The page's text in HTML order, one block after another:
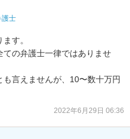
護士
す。
の弁護士一律ではありませ
言えませんが、10〜数十万円
2022年6月29日 06:36